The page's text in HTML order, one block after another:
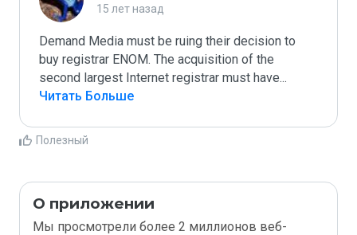
15 лет назад
Demand Media must be ruing their decision to
buy registrar ENOM. The acquisition of the
second largest Internet registrar must have...
Читать Больше
Полезный
О приложении
Мы просмотрели более 2 миллионов веб-